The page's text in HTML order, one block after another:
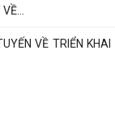
NGHỊ QUYẾT SỐ
VỀ TRIỂN KHAI
8 VÀ SINH HOẠT